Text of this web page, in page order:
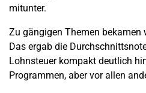
mitunter.
Zu gängigen Themen bekamen
Das ergab die
Lohnsteuer kompakt deutlich
Programmen, aber vor allen